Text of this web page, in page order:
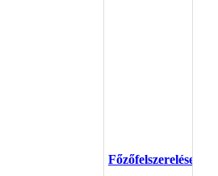
Főzőfelszerelések